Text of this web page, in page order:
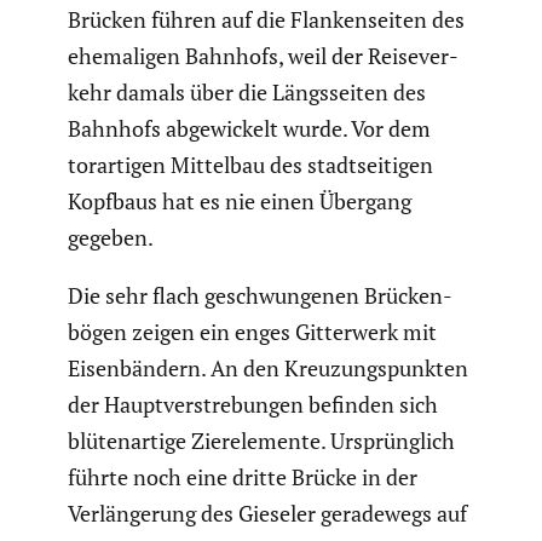
Brücken führen auf die Flanken­seiten des
ehema­ligen Bahnhofs, weil der Reise­ver­
kehr damals über die Längs­seiten des
Bahnhofs abgewi­ckelt wurde. Vor dem
torar­tigen Mittelbau des stadt­sei­tigen
Kopfbaus hat es nie einen Übergang
gegeben.
Die sehr flach geschwun­genen Brücken­
bögen zeigen ein enges Gitter­werk mit
Eisen­bän­dern. An den Kreuzungs­punkten
der Haupt­ver­stre­bungen befinden sich
blüten­ar­tige Zierele­mente. Ursprüng­lich
führte noch eine dritte Brücke in der
Verlän­ge­rung des Gieseler gerade­wegs auf